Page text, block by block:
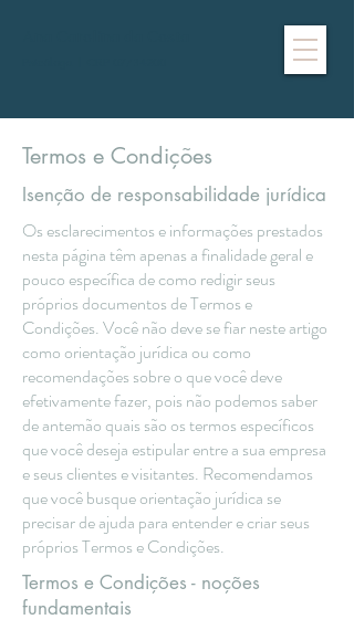
Termos e Condições
Isenção de responsabilidade jurídica
Os esclarecimentos e informações prestados
nesta página têm apenas a finalidade geral e
pouco específica de como redigir seus
próprios documentos de Termos e
Condições. Você não deve se fiar neste artigo
como orientação jurídica ou como
recomendações sobre o que você deve
efetivamente fazer, pois não podemos saber
de antemão quais são os termos específicos
que você deseja estipular entre a sua empresa
e seus clientes e visitantes. Recomendamos
que você busque orientação jurídica se
precisar de ajuda para entender e criar seus
próprios Termos e Condições.
Termos e Condições - noções
fundamentais